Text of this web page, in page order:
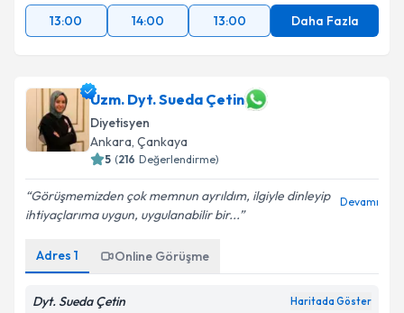
13:00
14:00 13:00 Daha Fazla
Uzm. Dyt. Sueda Çetin
Diyetisyen
Ankara, Çankaya
5 (216 Değerlendirme)
Görüşmemizden çok memnun ayrıldım, ilgiyle dinleyip
ihtiyaçlarıma uygun, uygulanabilir bir...
Devamı
Adres 1 Online Görüşme
Dyt. Sueda Çetin Haritada Göster